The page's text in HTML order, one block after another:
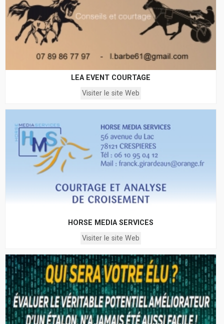
LEA EVENT COURTAGE
Visiter le site Web
HORSE MEDIA SERVICES
Visiter le site Web